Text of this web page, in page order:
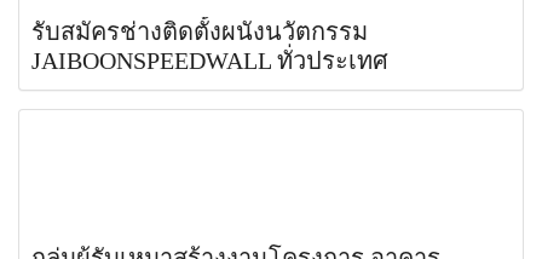
รับสมัครช่างติดตั้งผนังนวัตกรรม
JAIBOONSPEEDWALL ทั่วประเทศ